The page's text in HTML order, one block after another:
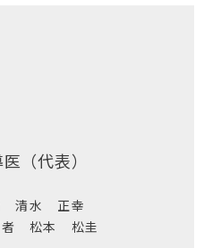
（代表）
清水 正幸
者 松本 松圭